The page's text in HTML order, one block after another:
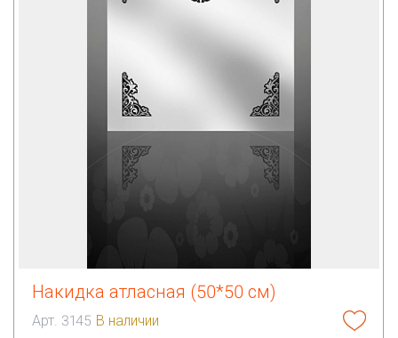
Накидка атласная (50*50 см)
Арт. 3145 В наличии